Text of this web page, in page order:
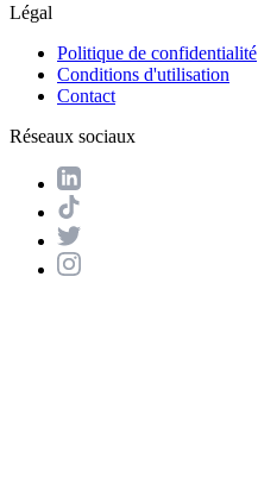
Légal
Politique de confidentialité
Conditions d'utilisation
Contact
Réseaux sociaux